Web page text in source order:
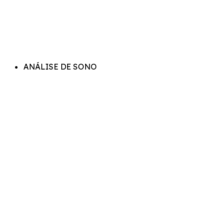
ANÁLISE DE SONO